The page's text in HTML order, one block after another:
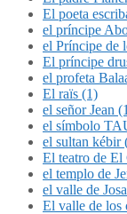
El poeta
el príncipe
el Príncipe de
El príncipe
el profeta
El raïs (1)
el señor Jean
el símbolo
el sultan kébir
El teatro de El
el templo de
el valle de
El valle de los